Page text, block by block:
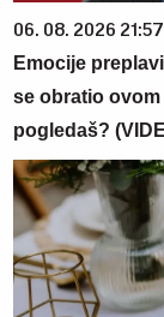
06. 08. 2026 21:57
Emocije
se obratio
pogledaš?